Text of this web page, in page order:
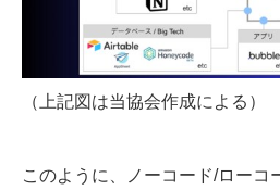
（上記図は当協会作成による）
このように、ノーコード/ローコ